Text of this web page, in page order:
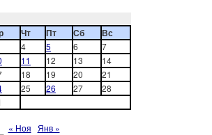
Чт Пт Сб Вс
4 5 6
7
11 12 13
14
18 19 20
21
25 26 27
28
« Ноя Янв »